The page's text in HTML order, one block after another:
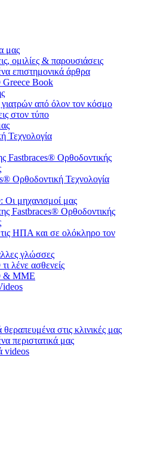
μας
ομιλίες & παρουσιάσεις
επιστημονικά άρθρα
Greece Book
γιατρών από όλον τον κόσμο
στον τύπο
Τεχνολογία
Fastbraces® Ορθοδοντικής
Ορθοδοντική Τεχνολογία
Οι μηχανισμοί μας
Fastbraces® Ορθοδοντικής
τις ΗΠΑ και σε ολόκληρο τον
γλώσσες
λένε ασθενείς
& ΜΜΕ
θεραπευμένα στις κλινικές μας
περιστατικά μας
videos